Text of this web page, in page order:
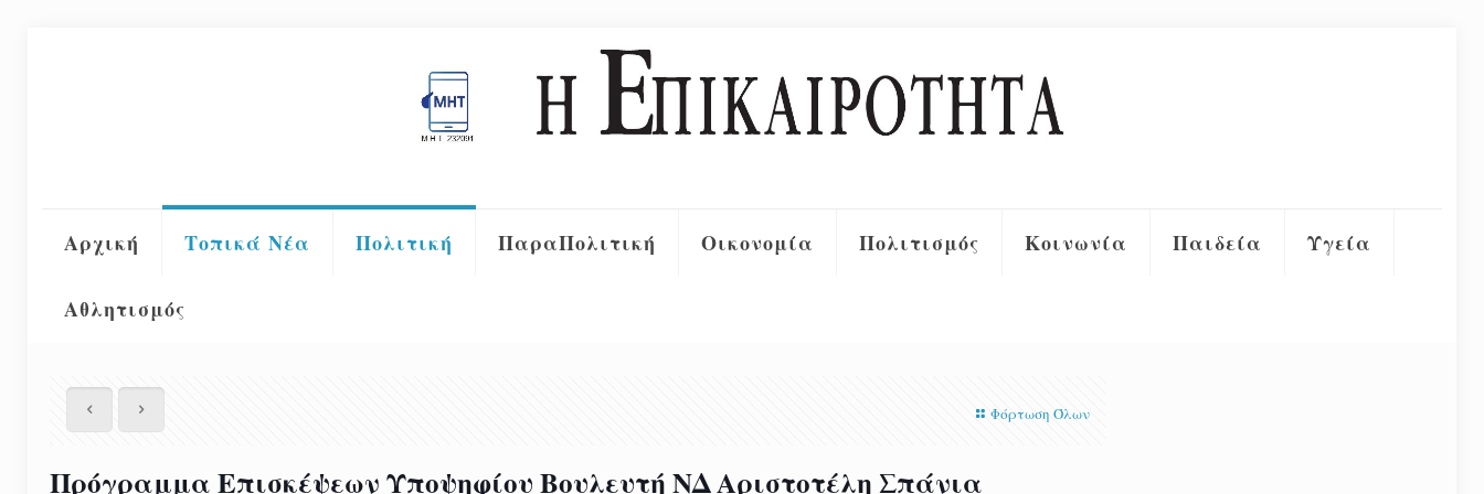
Αρχική Τοπικά Νέα Πολιτική ΠαραΠολιτική Οικονομία Πολιτισμός Κοινωνία Παιδεία Υγεία
Αθλητισμός
Φόρτωση Όλων
Πρόγραμμα Επισκέψεων Υποψηφίου Βουλευτή ΝΔ Αριστοτέλη Σπάνια